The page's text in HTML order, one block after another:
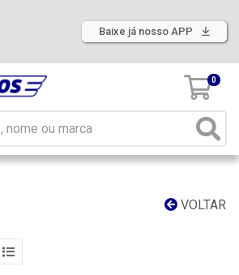
Baixe já nosso APP
0
VOLTAR